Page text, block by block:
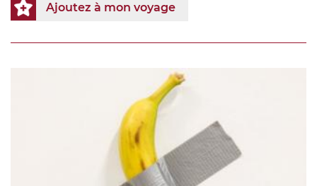
Ajoutez à mon voyage